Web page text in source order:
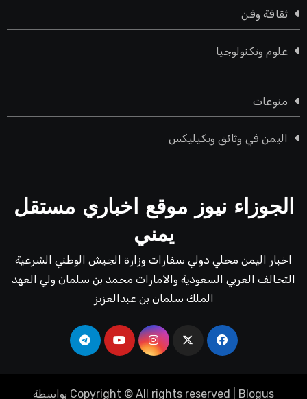
ثقافة وفن
علوم وتكنولوجيا
منوعات
اليمن في وثائق ويكيليكس
الجوزاء نيوز موقع اخباري مستقل
يمني
اخبار اليمن محلي دولي سفارات وزارة الجيش الوطني الشرعية
التحالف العربي السعودية والامارات محمد بن سلمان ولي العهد
الملك سلمان بن عبدالعزيز
Copyright © All rights reserved Blogus بواسطة